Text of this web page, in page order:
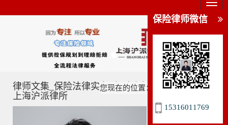
菜
单
律师文集_保险法律实务_保险案例分析_姜瑛律师_
上海沪派律所
您现在的位置： 主页>律师文集>
保险律师微信
15316011769